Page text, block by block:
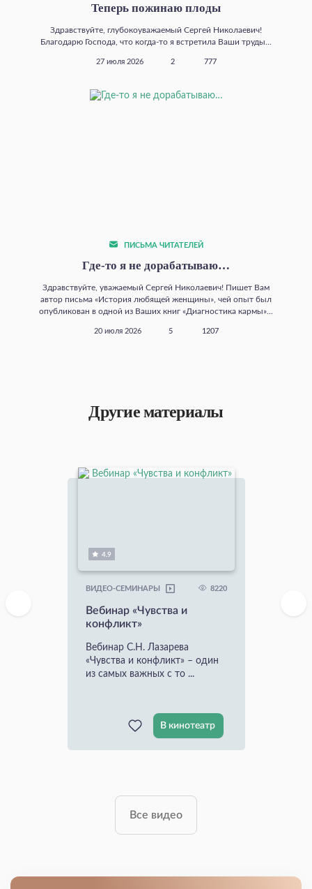
Теперь пожинаю плоды
Здравствуйте, глубокоуважаемый Сергей Николаевич!
Благодарю Господа, что когда‑то я встретила Ваши труды...
27 июля 2026 2 777
ПИСЬМА ЧИТАТЕЛЕЙ
Где‑то я не дорабатываю…
Здравствуйте, уважаемый Сергей Николаевич! Пишет Вам
автор письма «История любящей женщины», чей опыт был
опубликован в одной из Ваших книг «Диагностика кармы»...
20 июля 2026 5 1207
Другие материалы
4.9
ВИДЕО-СЕМИНАРЫ 8220
Вебинар «Чувства и
конфликт»
Вебинар С.Н. Лазарева
«Чувства и конфликт» – один
из самых важных с то ...
В кинотеатр
Все видео